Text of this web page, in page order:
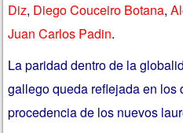
Diz, Diego Couceiro Botana,
Juan Carlos Padin.
La paridad dentro de la
gallego queda reflejada en
procedencia de los nuevos